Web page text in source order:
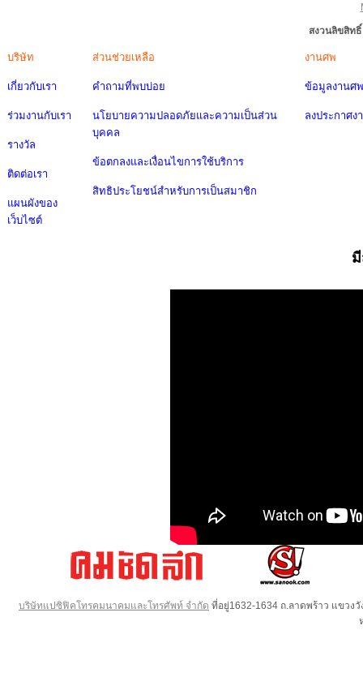
สงวนลิขสิท
บริษัท
เกี่ยวกับเรา
ร่วมงานกับเรา
รางวัล
ติดต่อเรา
แผนผังของ
เว็บไซต์
ส่วนช่วยเหลือ
คำถามที่พบบ่อย
นโยบายความปลอดภัยและความเป็นส่วน
บุคคล
ข้อตกลงและเงื่อนไขการใช้บริการ
สิทธิประโยชน์สำหรับการเป็นสมาชิก
งานศพ
ข้อมูลงานศพ
ลงประกาศง
บริษัทแปซิฟิคโทรคมนาคมและโทรศัพท์ จำกัด ที่อยู่1632-1634 ถ.ลาดพร้าว แขวง